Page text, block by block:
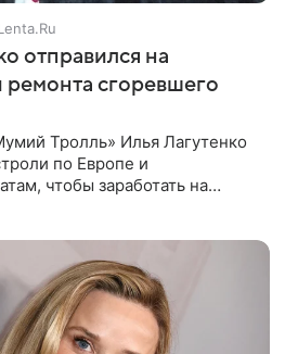
отправился на
ремонта сгоревшего
Тролль» Илья Лагутенко
по Европе и
чтобы заработать на